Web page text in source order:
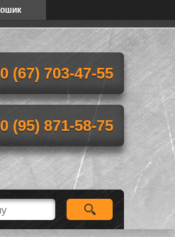
(67) 703-47-55
(95) 871-58-75